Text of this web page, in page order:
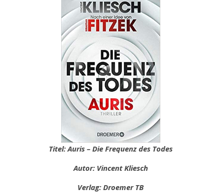
Titel: Auris – Die Frequenz des Todes
Autor: Vincent Kliesch
Verlag: Droemer TB